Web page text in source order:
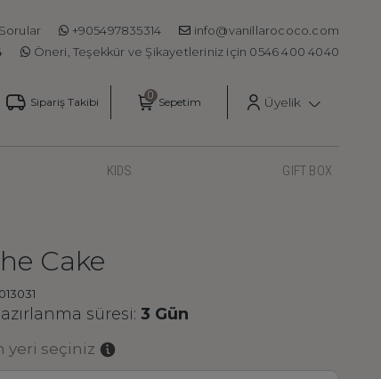
+905497835314
info@vanillarococo.com
Öneri, Teşekkür ve Şikayetleriniz için 0546 400 4040
Sipariş Takibi Sepetim Üyelik
KIDS GIFT BOX
Cake
süresi: 3 Gün
yeri seçiniz